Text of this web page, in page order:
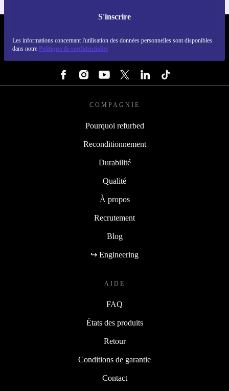
S'inscrire
Les informations concernant l'utilisation des données personnelles sont disponibles
dans notre Politique de confidentialité
COMPAGNIE
Pourquoi refurbed
Reconditionnement
Durabilité
Qualité
À propos
Recrutement
Blog
↪ Engineering
AIDE
FAQ
États des produits
Retour
Conditions de garantie
Contact